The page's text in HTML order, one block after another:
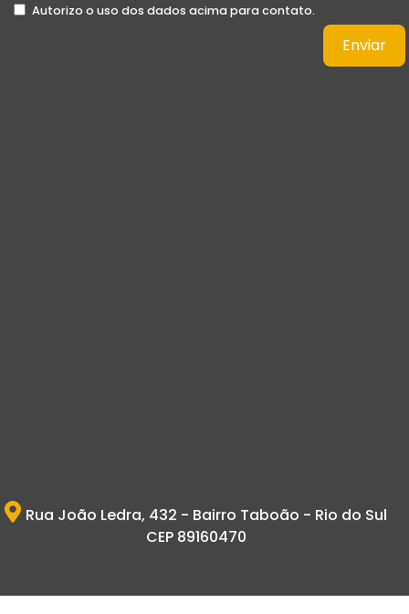
Autorizo o uso dos dados acima para contato.
Enviar
Rua João Ledra, 432 - Bairro Taboão - Rio do Sul
CEP 89160470